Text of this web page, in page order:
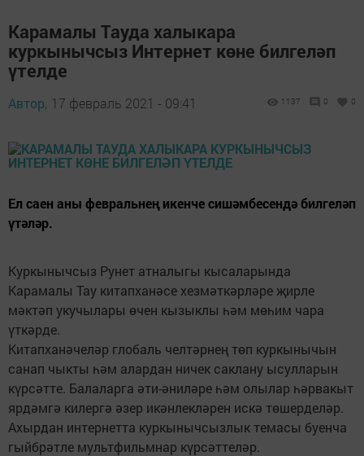
Карамалы Тауда халыкара
куркынычсыз Интернет көне билгеләп
үтелде
Автор, 17 февраль 2021 - 09:41 1137 0 0
Ел саен аны февральнең икенче сишәмбесендә билгеләп
үтәләр.
Куркынычсыз Рунет атналыгы кысаларында
Карамалы Тау китапханәсе хезмәткәрләре җирле
мәктәп укучылары өчен кызыклы һәм мөһим чара
үткәрде.
Китапханәчеләр глобаль челтәрнең төп куркынычын
санап чыкты һәм алардан ничек саклану ысулларын
күрсәтте. Балаларга әти-әниләре һәм олылар һәрвакыт
ярдәмгә килергә әзер икәнлекләрен искә төшерделәр.
Ахырдан интернетта куркынычсызлык темасы буенча
гыйбрәтле мультфильмнар күрсәттеләр.